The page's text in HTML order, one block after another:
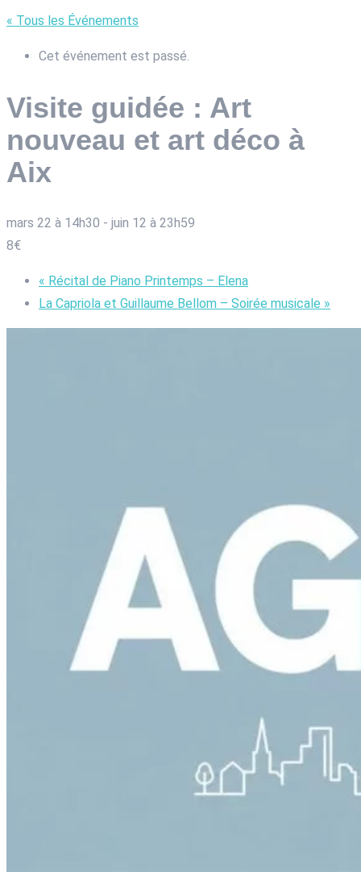
« Tous les Événements
Cet événement est passé.
Visite guidée : Art
nouveau et art déco à
Aix
mars 22 à 14h30 - juin 12 à 23h59
8€
« Récital de Piano Printemps – Elena
La Capriola et Guillaume Bellom – Soirée musicale »